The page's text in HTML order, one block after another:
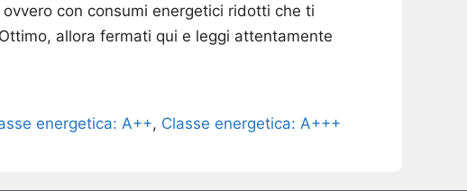
con consumi energetici ridotti che ti
allora fermati qui e leggi attentamente
energetica: A++, Classe energetica: A+++